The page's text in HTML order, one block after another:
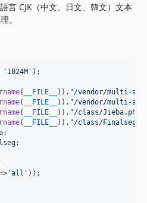
言 CJK（中文、日文、韓文）文本
。
' 1024M ' );
( __FILE__ )). "/vendor/multi-
( __FILE__ )). "/vendor/multi-
( __FILE__ )). "/class/Jieba.php
( __FILE__ )). "/class/
;
'all ' ));